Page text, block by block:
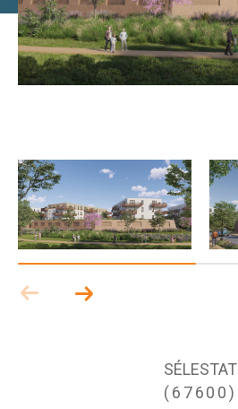
SÉLESTAT
(67600)